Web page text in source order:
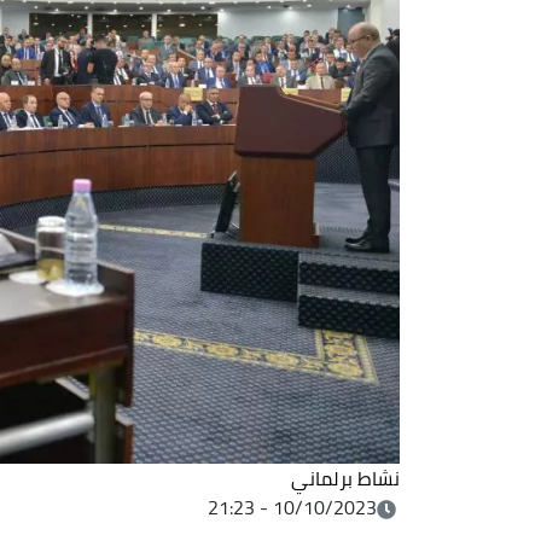
نشاط برلماني
10/10/2023 - 21:23